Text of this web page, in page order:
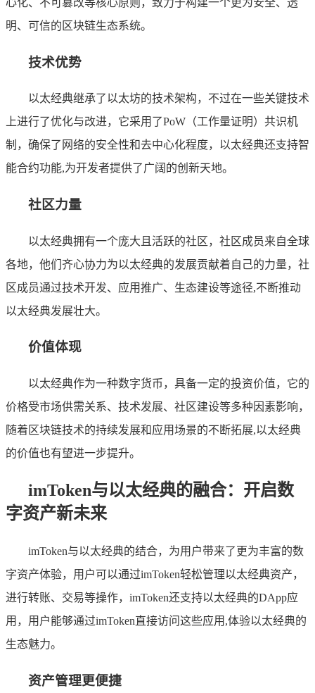
明、可信的区块链生态系统。
技术优势
以太经典继承了以太坊的技术架构，不过在一些关键技术
上进行了优化与改进，它采用了PoW（工作量证明）共识机
制，确保了网络的安全性和去中心化程度，以太经典还支持智
能合约功能,为开发者提供了广阔的创新天地。
社区力量
以太经典拥有一个庞大且活跃的社区，社区成员来自全球
各地，他们齐心协力为以太经典的发展贡献着自己的力量，社
区成员通过技术开发、应用推广、生态建设等途径,不断推动
以太经典发展壮大。
价值体现
以太经典作为一种数字货币，具备一定的投资价值，它的
价格受市场供需关系、技术发展、社区建设等多种因素影响，
随着区块链技术的持续发展和应用场景的不断拓展,以太经典
的价值也有望进一步提升。
imToken与以太经典的融合：开启数
字资产新未来
imToken与以太经典的结合，为用户带来了更为丰富的数
字资产体验，用户可以通过imToken轻松管理以太经典资产，
进行转账、交易等操作，imToken还支持以太经典的DApp应
用，用户能够通过imToken直接访问这些应用,体验以太经典的
生态魅力。
资产管理更便捷